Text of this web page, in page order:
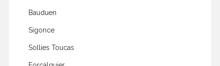
Bauduen
Sigonce
Sollies Toucas